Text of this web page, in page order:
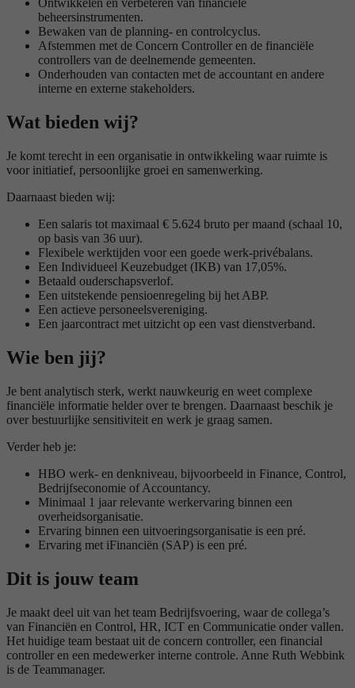
Ontwikkelen en verbeteren van financiële
beheersinstrumenten.
Bewaken van de planning- en controlcyclus.
Afstemmen met de Concern Controller en de financiële
controllers van de deelnemende gemeenten.
Onderhouden van contacten met de accountant en andere
interne en externe stakeholders.
Wat bieden wij?
Je komt terecht in een organisatie in ontwikkeling waar ruimte is
voor initiatief, persoonlijke groei en samenwerking.
Daarnaast bieden wij:
Een salaris tot maximaal € 5.624 bruto per maand (schaal 10,
op basis van 36 uur).
Flexibele werktijden voor een goede werk-privébalans.
Een Individueel Keuzebudget (IKB) van 17,05%.
Betaald ouderschapsverlof.
Een uitstekende pensioenregeling bij het ABP.
Een actieve personeelsvereniging.
Een jaarcontract met uitzicht op een vast dienstverband.
Wie ben jij?
Je bent analytisch sterk, werkt nauwkeurig en weet complexe
financiële informatie helder over te brengen. Daarnaast beschik je
over bestuurlijke sensitiviteit en werk je graag samen.
Verder heb je:
HBO werk- en denkniveau, bijvoorbeeld in Finance, Control,
Bedrijfseconomie of Accountancy.
Minimaal 1 jaar relevante werkervaring binnen een
overheidsorganisatie.
Ervaring binnen een uitvoeringsorganisatie is een pré.
Ervaring met iFinanciën (SAP) is een pré.
Dit is jouw team
Je maakt deel uit van het team Bedrijfsvoering, waar de collega’s
van Financiën en Control, HR, ICT en Communicatie onder vallen.
Het huidige team bestaat uit de concern controller, een financial
controller en een medewerker interne controle. Anne Ruth Webbink
is de Teammanager.